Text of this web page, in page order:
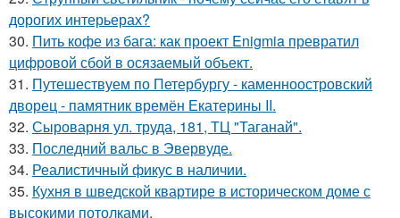
дорогих интерьерах?
30. Пить кофе из бага: как проект Enigmia превратил
цифровой сбой в осязаемый объект.
31. Путешествуем по Петербургу - каменноостровский
дворец - памятник времён Екатерины II.
32. Сыроварня ул. труда, 181, ТЦ "Таганай".
33. Последний вальс в Эвервуде.
34. Реалистичный фикус в наличии.
35. Кухня в шведской квартире в историческом доме с
высокими потолками.